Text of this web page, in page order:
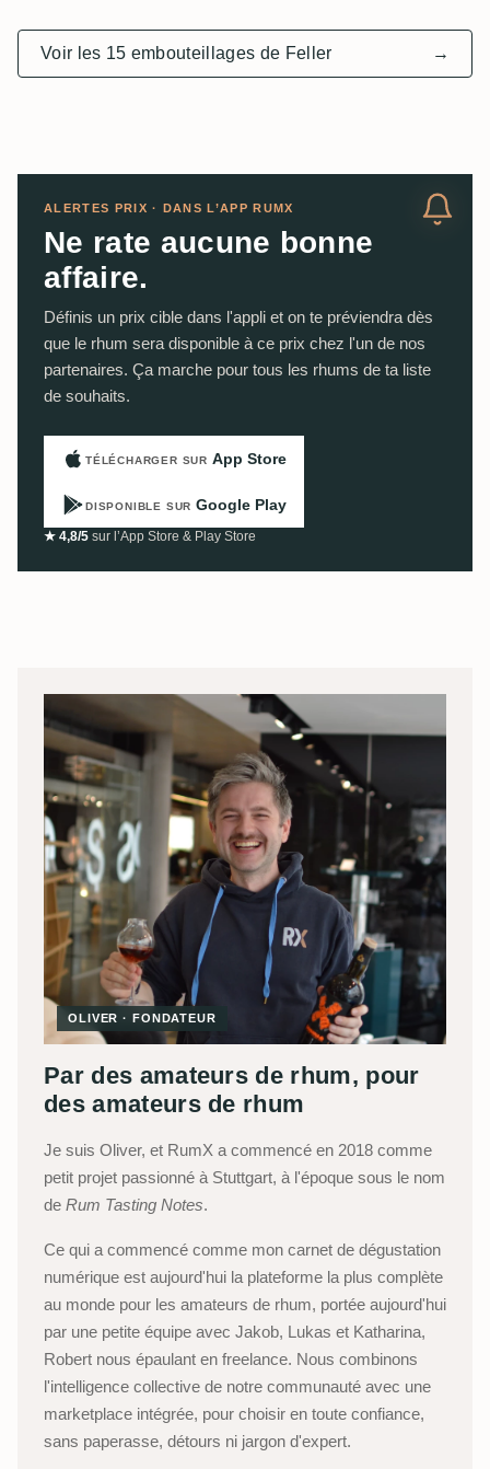
Voir les 15 embouteillages de Feller →
ALERTES PRIX · DANS L’APP RUMX
Ne rate aucune bonne
affaire.
Définis un prix cible dans l'appli et on te préviendra dès
que le rhum sera disponible à ce prix chez l'un de nos
partenaires. Ça marche pour tous les rhums de ta liste
de souhaits.
TÉLÉCHARGER SUR App Store
DISPONIBLE SUR Google Play
★ 4,8/5 sur l’App Store & Play Store
OLIVER · FONDATEUR
Par des amateurs de rhum, pour
des amateurs de rhum
Je suis Oliver, et RumX a commencé en 2018 comme
petit projet passionné à Stuttgart, à l'époque sous le nom
de Rum Tasting Notes.
Ce qui a commencé comme mon carnet de dégustation
numérique est aujourd'hui la plateforme la plus complète
au monde pour les amateurs de rhum, portée aujourd'hui
par une petite équipe avec Jakob, Lukas et Katharina,
Robert nous épaulant en freelance. Nous combinons
l'intelligence collective de notre communauté avec une
marketplace intégrée, pour choisir en toute confiance,
sans paperasse, détours ni jargon d'expert.